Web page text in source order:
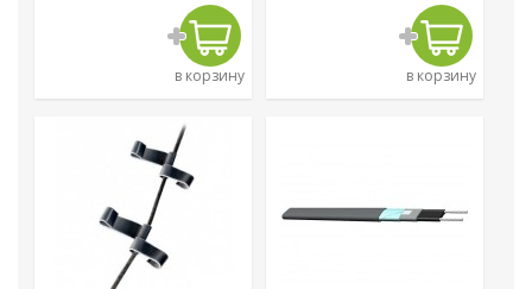
в корзину в корзину